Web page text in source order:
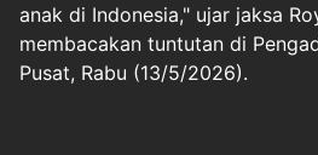
anak di Indonesia," ujar jaksa
membacakan tuntutan di
Pusat, Rabu (13/5/2026).